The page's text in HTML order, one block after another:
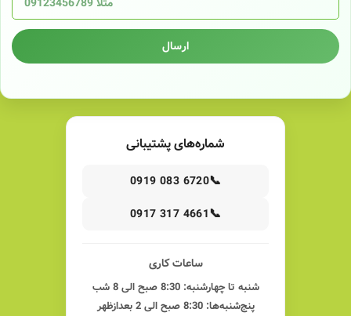
ارسال
شماره‌های پشتیبانی
📞
0919 083 6720
📞
0917 317 4661
ساعات کاری
شنبه تا چهارشنبه: 8:30 صبح الی 8 شب
پنج‌شنبه‌ها: 8:30 صبح الی 2 بعدازظهر